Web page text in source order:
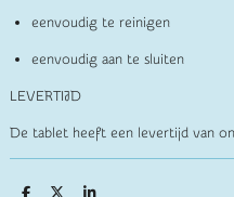
eenvoudig te reinigen
eenvoudig aan te sluiten
LEVERTIJD
De tablet heeft een levertijd van